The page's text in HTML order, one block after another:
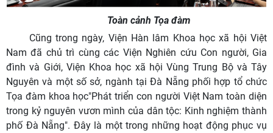
Toàn cảnh Tọa đàm
Cũng trong ngày, Viện Hàn lâm Khoa học xã hội Việt
Nam đã chủ trì cùng các Viện Nghiên cứu Con người, Gia
đình và Giới, Viện Khoa học xã hội Vùng Trung Bộ và Tây
Nguyên và một số sở, ngành tại Đà Nẵng phối hợp tổ chức
Tọa đàm khoa học"Phát triển con người Việt Nam toàn diện
trong kỷ nguyên vươn mình của dân tộc: Kinh nghiệm thành
phố Đà Nẵng". Đây là một trong những hoạt động phục vụ